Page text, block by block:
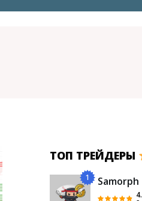
ТОП ТРЕЙДЕРЫ
1 Samorph
4.